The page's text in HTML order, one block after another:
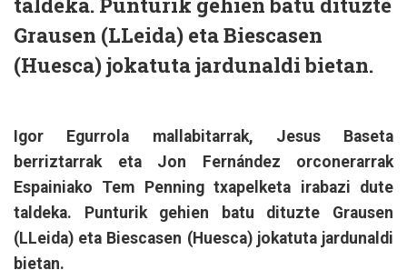
Grausen (LLeida) eta Biescasen
(Huesca) jokatuta jardunaldi bietan.
Igor Egurrola mallabitarrak, Jesus Baseta
berriztarrak eta Jon Fernández orconerarrak
Espainiako Tem Penning txapelketa irabazi dute
taldeka. Punturik gehien batu dituzte Grausen
(LLeida) eta Biescasen (Huesca) jokatuta jardunaldi
bietan.